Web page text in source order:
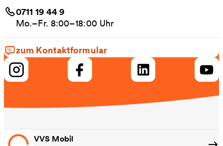
0711 19 44 9
Mo.–Fr. 8:00–18:00 Uhr
zum Kontaktformular
VVS Mobil